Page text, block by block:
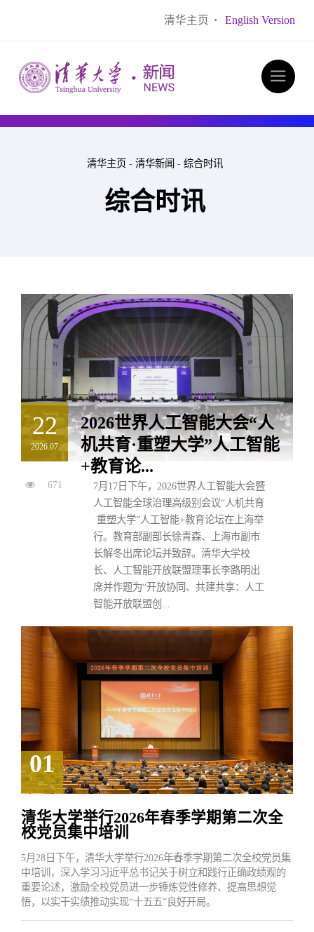
清华主页 · English Version
清华主页 - 清华新闻 - 综合时讯
综合时讯
22
2026.07
671
2026世界人工智能大会“人
机共育·重塑大学”人工智能
+教育论...
7月17日下午，2026世界人工智能大会暨
人工智能全球治理高级别会议“人机共育
·重塑大学”人工智能+教育论坛在上海举
行。教育部副部长徐青森、上海市副市
长解冬出席论坛并致辞。清华大学校
长、人工智能开放联盟理事长李路明出
席并作题为“开放协同、共建共享：人工
智能开放联盟创...
01
2026.06
清华大学举行2026年春季学期第二次全
校党员集中培训
5月28日下午，清华大学举行2026年春季学期第二次全校党员集
中培训，深入学习习近平总书记关于树立和践行正确政绩观的
重要论述，激励全校党员进一步锤炼党性修养、提高思想觉
悟，以实干实绩推动实现“十五五”良好开局。